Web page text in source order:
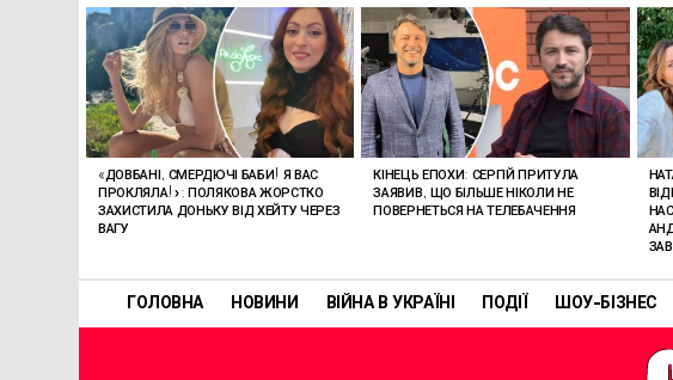
ГОЛОВНА НОВИНИ ВІЙНА В УКРАЇНІ ПОДІЇ ШОУ-БІЗНЕС
ОСТАННІ
«ДОВБАНІ, СМЕРДЮЧІ БАБИ! Я ВАС
ПРОКЛЯЛА!»: ПОЛЯКОВА ЖОРСТКО
ЗАХИСТИЛА ДОНЬКУ ВІД ХЕЙТУ ЧЕРЕЗ
ВАГУ
КІНЕЦЬ ЕПОХИ: СЕРГІЙ ПРИТУЛА
ЗАЯВИВ, ЩО БІЛЬШЕ НІКОЛИ НЕ
ПОВЕРНЕТЬСЯ НА ТЕЛЕБАЧЕННЯ